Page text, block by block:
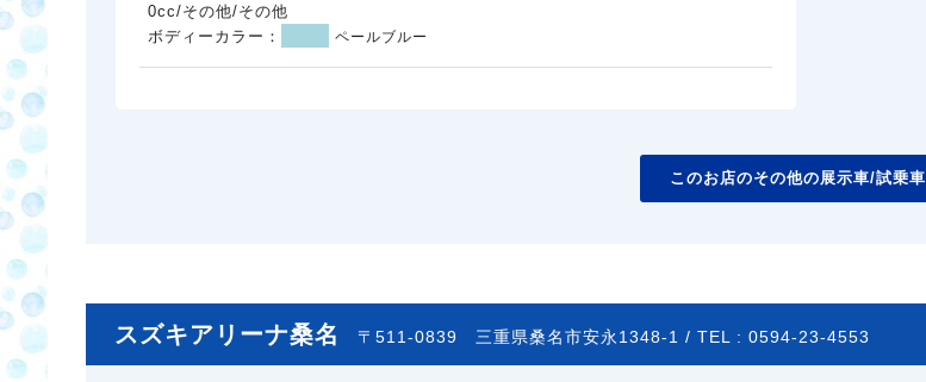
0cc/その他/その他
ボディーカラー：
ペールブルー
このお店のその他の展示車/試乗車
スズキアリーナ桑名 〒511-0839 三重県桑名市安永1348-1 / TEL : 0594-23-4553